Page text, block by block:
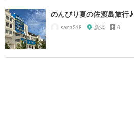
のんびり夏の佐渡島旅行♪
sana218 新潟 6